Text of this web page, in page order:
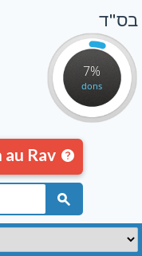
7%
dons
בס"ד
Rav